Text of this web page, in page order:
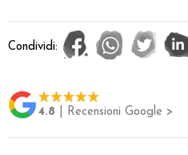
Condividi:
4.8 | Recensioni Google >